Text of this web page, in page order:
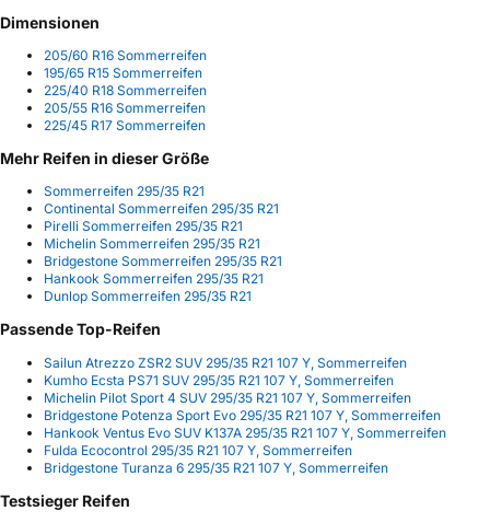
Dimensionen
205/60 R16 Sommerreifen
195/65 R15 Sommerreifen
225/40 R18 Sommerreifen
205/55 R16 Sommerreifen
225/45 R17 Sommerreifen
Mehr Reifen in dieser Größe
Sommerreifen 295/35 R21
Continental Sommerreifen 295/35 R21
Pirelli Sommerreifen 295/35 R21
Michelin Sommerreifen 295/35 R21
Bridgestone Sommerreifen 295/35 R21
Hankook Sommerreifen 295/35 R21
Dunlop Sommerreifen 295/35 R21
Passende Top-Reifen
Sailun Atrezzo ZSR2 SUV 295/35 R21 107 Y, Sommerreifen
Kumho Ecsta PS71 SUV 295/35 R21 107 Y, Sommerreifen
Michelin Pilot Sport 4 SUV 295/35 R21 107 Y, Sommerreifen
Bridgestone Potenza Sport Evo 295/35 R21 107 Y, Sommerreifen
Hankook Ventus Evo SUV K137A 295/35 R21 107 Y, Sommerreifen
Fulda Ecocontrol 295/35 R21 107 Y, Sommerreifen
Bridgestone Turanza 6 295/35 R21 107 Y, Sommerreifen
Testsieger Reifen